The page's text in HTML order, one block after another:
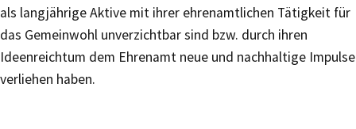
als langjährige Aktive mit ihrer ehrenamtlichen Tätigkeit für
das Gemeinwohl unverzichtbar sind bzw. durch ihren
Ideenreichtum dem Ehrenamt neue und nachhaltige Impulse
verliehen haben.